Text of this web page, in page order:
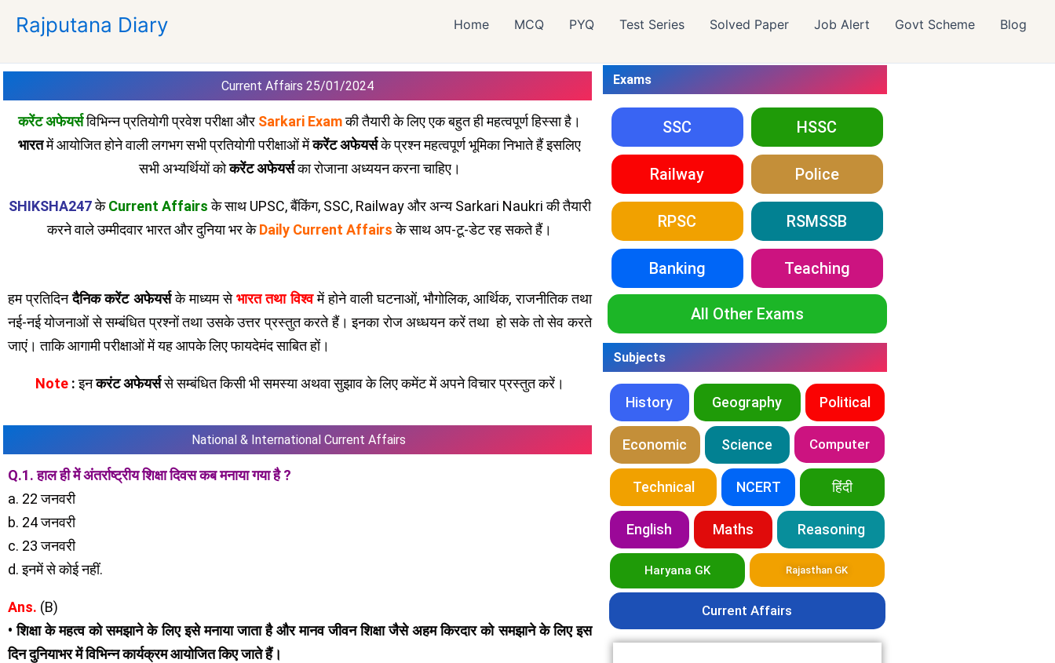
Rajputana Diary Home MCQ PYQ Test Series Solved Paper Job Alert Govt Scheme Blog
Current Affairs 25/01/2024
करेंट अफेयर्सविभिन्न प्रतियोगी प्रवेश परीक्षा और Sarkari Exam की तैयारी के लिए एक बहुत ही महत्वपूर्ण हिस्सा है।
भारतमें आयोजित होने वाली लगभग सभी प्रतियोगी परीक्षाओं मेंकरेंट अफेयर्सके प्रश्न महत्वपूर्ण भूमिका निभाते हैं इसलिए
सभी अभ्यर्थियों कोकरेंट अफेयर्सका रोजाना अध्ययन करना चाहिए।
SHIKSHA247केCurrent Affairsके साथ UPSC, बैंकिंग, SSC, Railway और अन्य Sarkari Naukri की तैयारी
करने वाले उम्मीदवार भारत और दुनिया भर केDaily Current Affairsके साथ अप-टू-डेट रह सकते हैं।
हम प्रतिदिनदैनिक करेंट अफेयर्सके माध्यम सेभारत तथा विश्वमें होने वाली घटनाओं, भौगोलिक, आर्थिक, राजनीतिक तथा
नई-नई योजनाओं से सम्बंधित प्रश्नों तथा उसके उत्तर प्रस्तुत करते हैं। इनका रोज अध्धयन करें तथा हो सके तो सेव करते
जाएं। ताकि आगामी परीक्षाओं में यह आपके लिए फायदेमंद साबित हों।
Note:इनकरंट अफेयर्ससे सम्बंधित किसी भी समस्या अथवा सुझाव के लिए कमेंट में अपने विचार प्रस्तुत करें।
National & International Current Affairs
Q.1. हाल ही में अंतर्राष्ट्रीय शिक्षा दिवस कब मनाया गया है ?
a. 22 जनवरी
b. 24 जनवरी
c. 23 जनवरी
d. इनमें से कोई नहीं.
Ans. (B)
• शिक्षा के महत्व को समझाने के लिए इसे मनाया जाता है और मानव जीवन शिक्षा जैसे अहम किरदार को समझाने के लिए इस
दिन दुनियाभर में विभिन्न कार्यक्रम आयोजित किए जाते हैं।
Exams
SSC HSSC
Railway Police
RPSC RSMSSB
Banking Teaching
All Other Exams
Subjects
History Geography Political
Economic Science Computer
Technical NCERT हिंदी
English Maths Reasoning
Haryana GK Rajasthan GK
Current Affairs